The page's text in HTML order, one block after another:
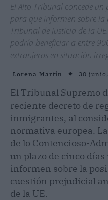
El Alto Tribunal concede
para que informen sobre
Tribunal de Justicia de la
podría beneficiar a entre
extranjeros en situación
Lorena Martín 30
El Tribunal Supremo
reciente decreto de
inmigrantes, al
normativa europea.
de lo Contencioso-
un plazo de cinco
informen sobre la
cuestión prejudicial
de la UE.